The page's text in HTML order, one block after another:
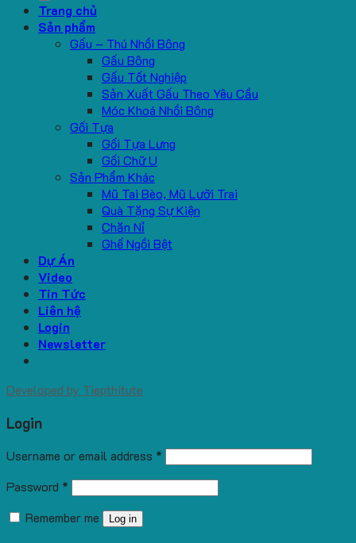
Trang chủ
Sản phẩm
Gấu – Thú Nhồi Bông
Gấu Bông
Gấu Tốt Nghiệp
Sản Xuất Gấu Theo Yêu Cầu
Móc Khoá Nhồi Bông
Gối Tựa
Gối Tựa Lưng
Gối Chữ U
Sản Phẩm Khác
Mũ Tai Bèo, Mũ Lưỡi Trai
Quà Tặng Sự Kiện
Chăn Nỉ
Ghế Ngồi Bệt
Dự Án
Video
Tin Tức
Liên hệ
Login
Newsletter
Developed by Tiepthitute
Login
Username or email address *
Password *
Remember me
Log in